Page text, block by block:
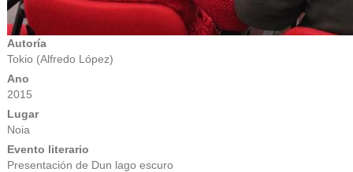
Autoría
Tokio (Alfredo López)
Ano
2015
Lugar
Noia
Evento literario
Presentación de Dun lago escuro